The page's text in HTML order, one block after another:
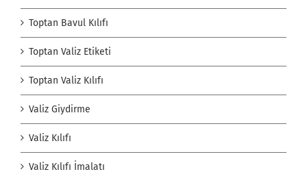
Toptan Bavul Kılıfı
Toptan Valiz Etiketi
Toptan Valiz Kılıfı
Valiz Giydirme
Valiz Kılıfı
Valiz Kılıfı İmalatı